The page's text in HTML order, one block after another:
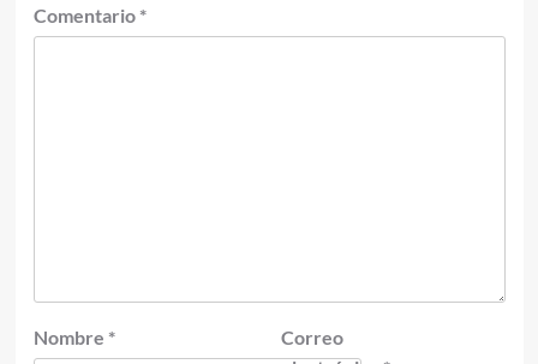
Comentario *
Nombre *
Correo